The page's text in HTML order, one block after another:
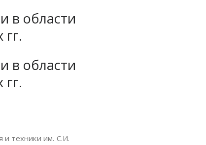
в области
в области
и техники им. С.И.